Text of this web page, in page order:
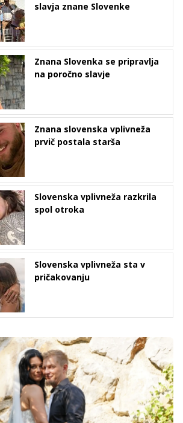
slavja znane Slovenke
Znana Slovenka se pripravlja
na poročno slavje
Znana slovenska vplivneža
prvič postala starša
Slovenska vplivneža razkrila
spol otroka
Slovenska vplivneža sta v
pričakovanju